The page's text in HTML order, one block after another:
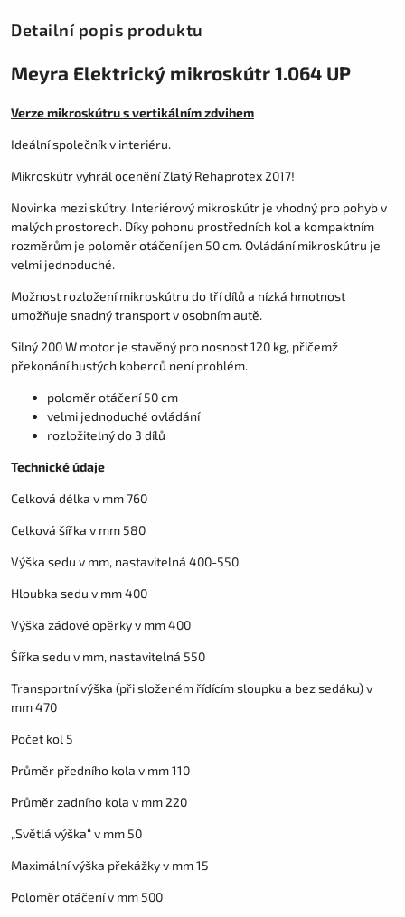
Detailní popis produktu
Meyra Elektrický mikroskútr 1.064 UP
Verze mikroskútru s vertikálním zdvihem
Ideální společník v interiéru.
Mikroskútr vyhrál ocenění Zlatý Rehaprotex 2017!
Novinka mezi skútry. Interiérový mikroskútr je vhodný pro pohyb v
malých prostorech. Díky pohonu prostředních kol a kompaktním
rozměrům je poloměr otáčení jen 50 cm. Ovládání mikroskútru je
velmi jednoduché.
Možnost rozložení mikroskútru do tří dílů a nízká hmotnost
umožňuje snadný transport v osobním autě.
Silný 200 W motor je stavěný pro nosnost 120 kg, přičemž
překonání hustých koberců není problém.
poloměr otáčení 50 cm
velmi jednoduché ovládání
rozložitelný do 3 dílů
Technické údaje
Celková délka v mm 760
Celková šířka v mm 580
Výška sedu v mm, nastavitelná 400-550
Hloubka sedu v mm 400
Výška zádové opěrky v mm 400
Šířka sedu v mm, nastavitelná 550
Transportní výška (při složeném řídícím sloupku a bez sedáku) v
mm 470
Počet kol 5
Průměr předního kola v mm 110
Průměr zadního kola v mm 220
„Světlá výška“ v mm 50
Maximální výška překážky v mm 15
Poloměr otáčení v mm 500